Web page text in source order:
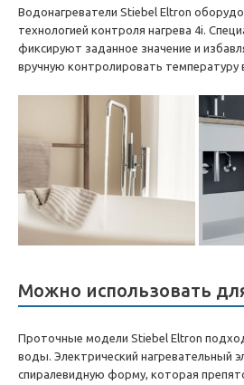
Водонагреватели Stiebel Eltron
технологией контроля нагрева 4i.
фиксируют заданное значение и
вручную контролировать температуру
Можно использовать
Проточные модели Stiebel Eltron
воды. Электрический нагревательный
спиралевидную форму, которая